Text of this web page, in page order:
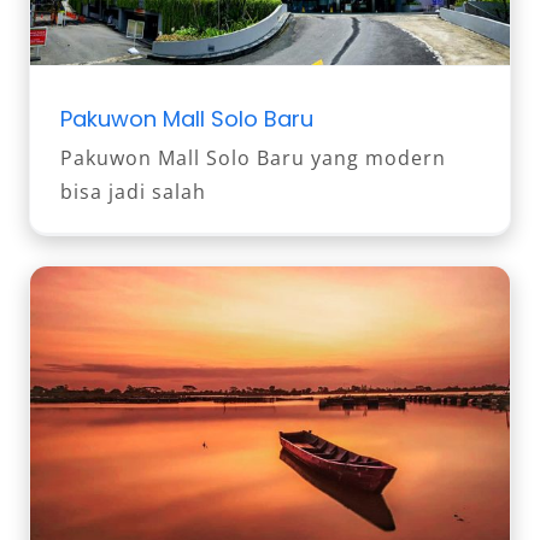
Pakuwon Mall Solo Baru
Pakuwon Mall Solo Baru yang modern
bisa jadi salah